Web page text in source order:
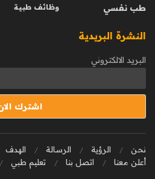
طب نفسي
وظائف طبية
النشرة البريدية
البريد الالكتروني
نحن الرؤية الرسالة الهدف
أعلن معنا
اتصل بنا تعليم طبي